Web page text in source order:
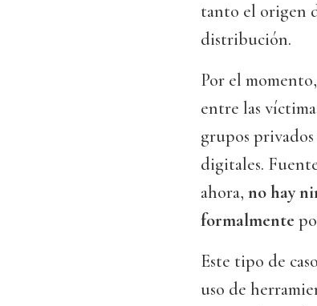
tanto el origen
distribución.
Por el
entre las
grupos privados
digitales.
ahora, no hay
formalmente
Este tipo de
uso de